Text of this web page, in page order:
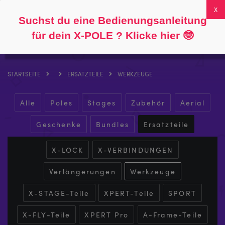
0
STARTSEITE ERSATZTEILE WERKZEUGE
Alle Poles Stages Zubehör Aerial
Geschenke Bundles Ersatzteile
X-LOCK X-VERBINDUNGEN
Verlängerungen Werkzeuge
X-STAGE-Teile XPERT-Teile SPORT
X-FLY-Teile XPERT Pro A-Frame-Teile
Suchst du eine Bedienungsanleitung
für dein X-POLE ? Klicke hier 🤓